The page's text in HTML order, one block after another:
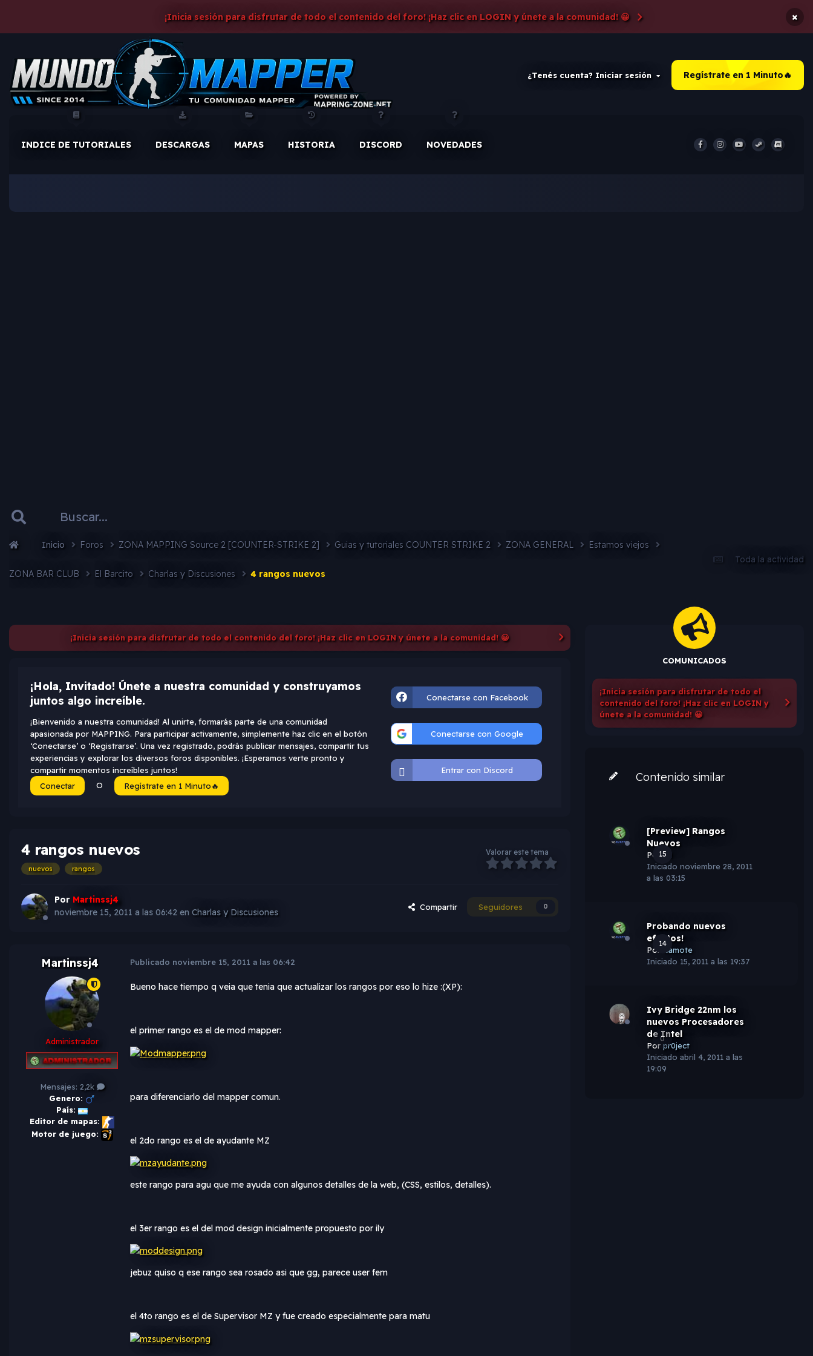
¡Inicia sesión para disfrutar de todo el contenido del foro! ¡Haz clic en LOGIN y únete a la comunidad! 😀 ×
¿Tenés cuenta? Iniciar sesión Regístrate en 1 Minuto🔥
INDICE DE TUTORIALES DESCARGAS MAPAS HISTORIA DISCORD NOVEDADES
Toda la actividad
Inicio Foros ZONA MAPPING Source 2 [COUNTER-STRIKE 2] Guias y tutoriales COUNTER STRIKE 2 ZONA GENERAL Estamos viejos
ZONA BAR CLUB El Barcito Charlas y Discusiones 4 rangos nuevos
¡Inicia sesión para disfrutar de todo el contenido del foro! ¡Haz clic en LOGIN y únete a la comunidad! 😀
¡Hola, Invitado! Únete a nuestra comunidad y construyamos
juntos algo increíble.
¡Bienvenido a nuestra comunidad! Al unirte, formarás parte de una comunidad
apasionada por MAPPING. Para participar activamente, simplemente haz clic en el botón
‘Conectarse’ o ‘Registrarse’. Una vez registrado, podrás publicar mensajes, compartir tus
experiencias y explorar los diversos foros disponibles. ¡Esperamos verte pronto y
compartir momentos increíbles juntos!
Conectar
O Regístrate en 1 Minuto🔥
Conectarse con Facebook
Conectarse con Google
Entrar con Discord
4 rangos nuevos
nuevos rangos
Valorar este tema
Por Martinssj4
noviembre 15, 2011 a las 06:42 en Charlas y Discusiones Compartir Seguidores 0
Martinssj4
Administrador
Mensajes: 2,2k
Genero:
País:
Editor de mapas:
Motor de juego:
Publicado noviembre 15, 2011 a las 06:42
Bueno hace tiempo q veia que tenia que actualizar los rangos por eso lo hize :(XP):
el primer rango es el de mod mapper:
para diferenciarlo del mapper comun.
el 2do rango es el de ayudante MZ
este rango para agu que me ayuda con algunos detalles de la web, (CSS, estilos, detalles).
el 3er rango es el del mod design inicialmente propuesto por ily
jebuz quiso q ese rango sea rosado asi que gg, parece user fem
el 4to rango es el de Supervisor MZ y fue creado especialmente para matu
COMUNICADOS
¡Inicia sesión para disfrutar de todo el
contenido del foro! ¡Haz clic en LOGIN y
únete a la comunidad! 😀
Contenido similar
15
[Preview] Rangos
Nuevos
PorlM
Iniciado noviembre 28, 2011
a las 03:15
14
Probando nuevos
efectos!
Por
Camote
Iniciado 15, 2011 a las 19:37
0
Ivy Bridge 22nm los
nuevos Procesadores
de Intel
Por pr0ject
Iniciado abril 4, 2011 a las
19:09